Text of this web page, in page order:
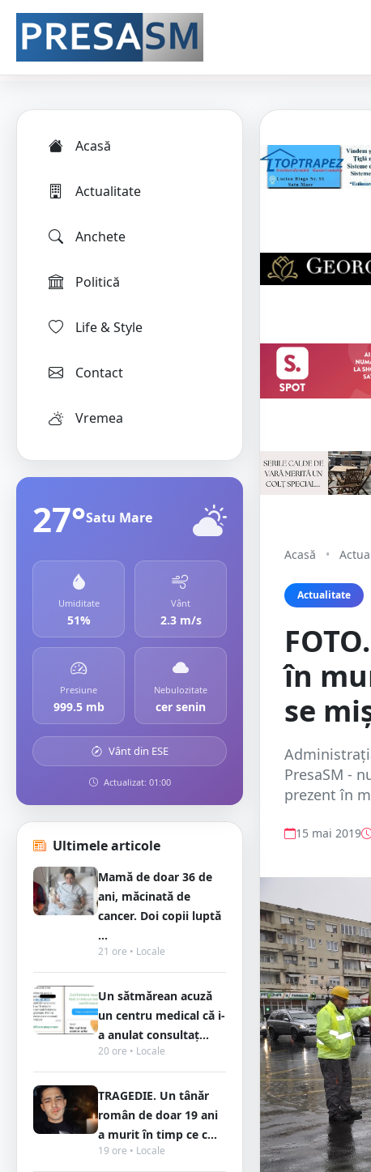
Acasă
Actualitate
Anchete
Politică
Life & Style
Contact
Vremea
27°Satu Mare
Umiditate
51%
Vânt
2.3 m/s
Presiune
999.5 mb
Nebulozitate
cer senin
Vânt din ESE
Actualizat: 01:00
Ultimele articole
Mamă de doar 36 de
ani, măcinată de
cancer. Doi copii luptă
...
21 ore • Locale
Un sătmărean acuză
un centru medical că i-
a anulat consultaț...
20 ore • Locale
TRAGEDIE. Un tânăr
român de doar 19 ani
a murit în timp ce c...
19 ore • Locale
Acasă •
Actualitate
în
se
PresaSM -
prezent în
15 mai 2019